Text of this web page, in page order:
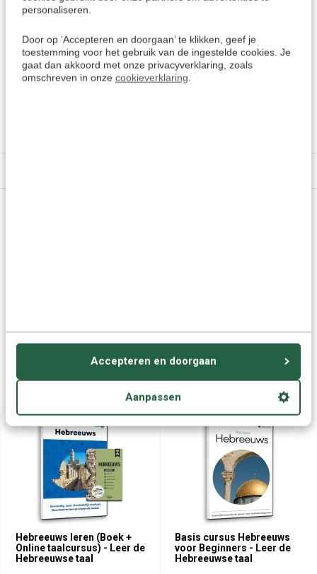
personaliseren.
Door op ‘Accepteren en doorgaan’ te klikken, geef je
toestemming voor het gebruik van de ingestelde cookies. Je
gaat dan akkoord met onze privacyverklaring, zoals
omschreven in onze cookieverklaring.
Accepteren en doorgaan
Aanpassen
is handig om een cursus Hebreeuws te starten om met
hen in contact te komen.
Meer keuzes:
Wellicht ook interessant:
Hebreeuws leren (Boek +
Online taalcursus) - Leer de
Hebreeuwse taal
Basis cursus Hebreeuws
voor Beginners - Leer de
Hebreeuwse taal